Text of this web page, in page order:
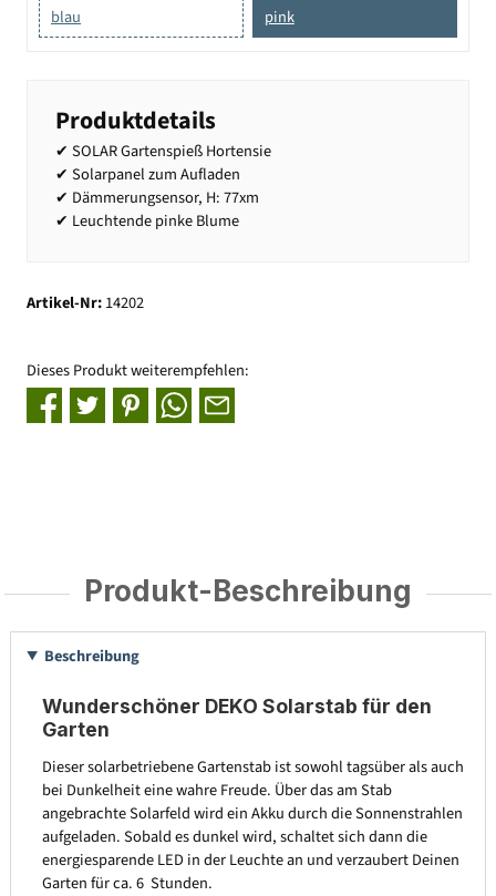
blau
pink
Produktdetails
✔ SOLAR Gartenspieß Hortensie
✔ Solarpanel zum Aufladen
✔ Dämmerungsensor, H: 77xm
✔ Leuchtende pinke Blume
Artikel-Nr:14202
Dieses Produkt weiterempfehlen:
Produkt-Beschreibung
Beschreibung
Wunderschöner DEKO Solarstab für den
Garten
Dieser solarbetriebene Gartenstab ist sowohl tagsüber als auch
bei Dunkelheit eine wahre Freude. Über das am Stab
angebrachte Solarfeld wird ein Akku durch die Sonnenstrahlen
aufgeladen. Sobald es dunkel wird, schaltet sich dann die
energiesparende LED in der Leuchte an und verzaubert Deinen
Garten für ca. 6 Stunden.